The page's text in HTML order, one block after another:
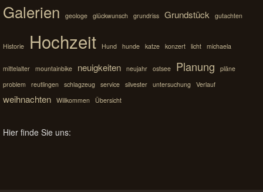
Galerien
geologe glückwunsch grundriss Grundstück gutachten
Historie Hochzeit Hund hunde katze konzert licht michaela
mittelalter mountainbike neuigkeiten neujahr ostsee Planung
pläne
problem
reutlingen schlagzeug service silvester untersuchung Verlauf
weihnachten Willkommen Übersicht
Hier finde Sie uns: